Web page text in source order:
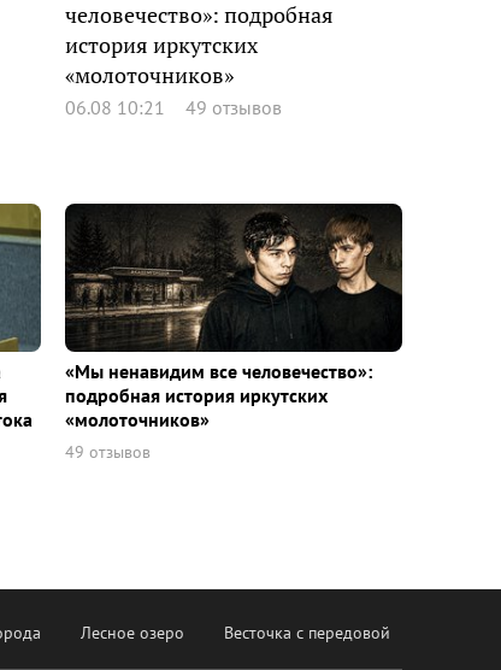
человечество»: подробная
история иркутских
«молоточников»
06.08 10:21 49 отзывов
«Мы ненавидим все человечество»:
подробная история иркутских
«молоточников»
49 отзывов
Лесное озеро Весточка с передовой